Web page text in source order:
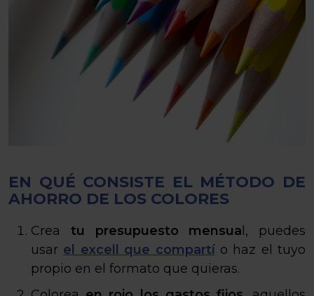
EN QUÉ CONSISTE EL MÉTODO DE
AHORRO DE LOS COLORES
Crea tu presupuesto mensua l, puedes
usar el excell que compartío haz el tuyo
propio en el formato que quieras.